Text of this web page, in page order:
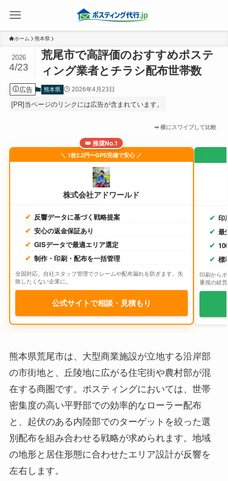
ホーム 熊本県
荒尾市で高評価のおすすめポステ
ィング業者とチラシ配布世帯数
2026
4/23
広告 熊本県 2026年4月23日
[PR]当ページのリンクには広告が含まれています。
👑 推奨No.1
＼ 1枚2.2円〜GPS完備で安心 ／
株式会社アドワールド
反響データに基づく戦略提案
安心の返金保証あり
GISデータで最適エリア選定
制作・印刷・配布を一括管理
全国対応。自社スタッフ管理でクレームや配布漏れを防ぎます。失
敗したくない企業に。
公式サイトで相談・見積もり
印
最
標
印刷から
重視の経
熊本県荒尾市は、大型商業施設が立地する沿岸部
の市街地と、丘陵地に広がる住宅街や農村部が混
在する商圏です。ポスティングにおいては、世帯
密集度の高い平野部での効率的なローラー配布
と、起伏のある内陸部でのターゲットを絞った選
別配布を組み合わせる戦略が求められます。地域
の地形と居住形態に合わせたエリア設計が反響を
左右します。